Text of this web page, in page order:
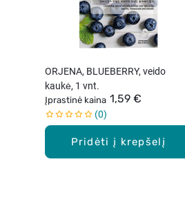
Pridėti į krepšelį
ORJENA, BLUEBERRY, veido
kaukė, 1 vnt.
Įprastinė kaina 1,59 €
0